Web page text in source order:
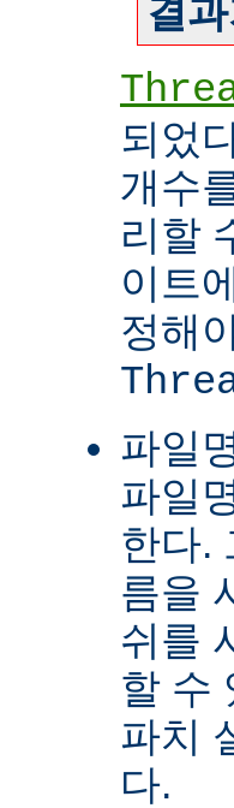
결
되었
개수
리할
이트
정해
파일
파일
한다.
름을
쉬를
할 수
파치
다.